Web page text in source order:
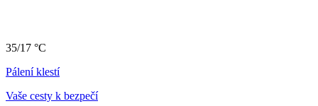
35/17 °C
Pálení klestí
Vaše cesty k bezpečí